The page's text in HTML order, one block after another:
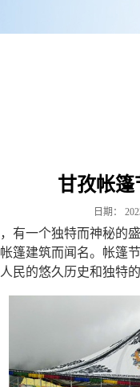
甘孜帐
日期：
有一个独特而神秘
篷建筑而闻名。帐篷
民的悠久历史和独特